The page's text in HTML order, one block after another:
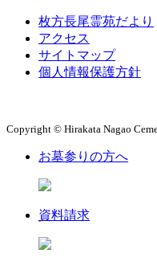
枚方長尾霊苑だより
アクセス
サイトマップ
個人情報保護方針
Copyright © Hirakata Nagao
お墓参りの方へ
資料請求